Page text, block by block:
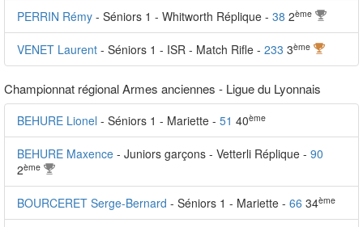
PERRIN Rémy - Séniors 1 - Whitworth Réplique - 38 2ème
VENET Laurent - Séniors 1 - ISR - Match Rifle - 233 3ème
Championnat régional Armes anciennes - Ligue du Lyonnais
BEHURE Lionel - Séniors 1 - Mariette - 51 40ème
BEHURE Maxence - Juniors garçons - Vetterli Réplique - 90
2ème
BOURCERET Serge-Bernard - Séniors 1 - Mariette - 66 34ème